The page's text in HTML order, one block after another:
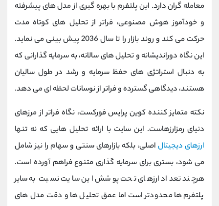
معامله‌ گران دارد. این پلتفرم با بهره‌ گیری از مدل ‌های پیشرفته
و خودآموز هوش مصنوعی، فراتر از تحلیل ‌های کوتاه مدت
حرکت می‌ کند و روند بازار را تا سال 2036 پیش ‌بینی می ‌نماید.
این نگاه دوراندیشانه و تحلیل ‌های سالانه، به سرمایه ‌گذارانی که
به دنبال استراتژی ‌های حفظ سرمایه و رشد در طول سالیان
هستند، دیدگاهی گسترده و فراتر از نوسانات لحظه ‌ای می ‌دهد.
نکته متمایز کننده کوین پرایس فورکست، نگاه فراتر از مرزهای
دنیای رمزارزهاست. این سایت با ارائه تحلیل ‌هایی که نه تنها
ارزهای دیجیتال اصلی، بلکه بازارهای سنتی و سهام را نیز شامل
می ‌شود، بستری برای سرمایه ‌گذاری متنوع فراهم آورده است.
هرچند تعداد ارزهای تحت پوشش این سایت نسبت به سایر
پلتفرم‌ ها محدودتر است اما عمق تحلیل‌ ها و دقت مدل ‌های